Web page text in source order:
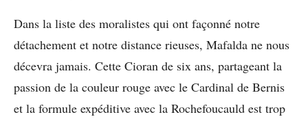
Dans la liste des moralistes qui ont façonné notre
détachement et notre distance rieuses, Mafalda ne nous
décevra jamais. Cette Cioran de six ans, partageant la
passion de la couleur rouge avec le Cardinal de Bernis
et la formule expéditive avec la Rochefoucauld est trop